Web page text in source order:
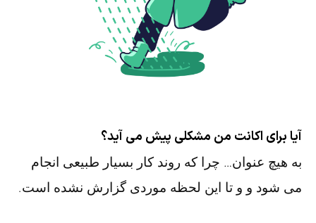
آیا برای اکانت من مشکلی پیش می آید؟
به هیچ عنوان… چرا که روند کار بسیار طبیعی انجام
می شود و و تا این لحظه موردی گزارش نشده است.